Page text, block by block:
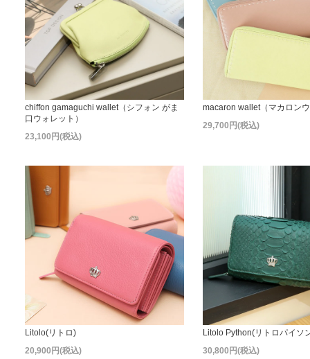
chiffon gamaguchi wallet（シフォン がま
口ウォレット）
23,100円(税込)
macaron wallet（マカロン
29,700円(税込)
Litolo(リトロ)
20,900円(税込)
Litolo Python(リトロパイソ
30,800円(税込)